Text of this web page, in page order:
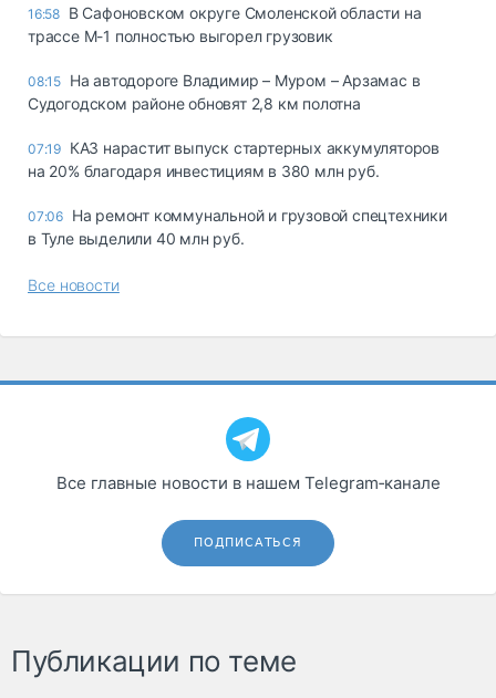
16:58 В Сафоновском округе Смоленской области на
трассе М-1 полностью выгорел грузовик
08:15 На автодороге Владимир – Муром – Арзамас в
Судогодском районе обновят 2,8 км полотна
07:19 КАЗ нарастит выпуск стартерных аккумуляторов
на 20% благодаря инвестициям в 380 млн руб.
07:06 На ремонт коммунальной и грузовой спецтехники
в Туле выделили 40 млн руб.
Все новости
Все главные новости в нашем Telegram‑канале
ПОДПИСАТЬСЯ
Публикации по теме